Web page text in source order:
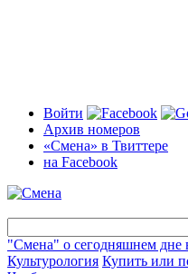
Войти
Архив номеров
«Смена» в Твиттере
на Facebook
"Смена" о сегодняшнем дне
Культурология Купить или